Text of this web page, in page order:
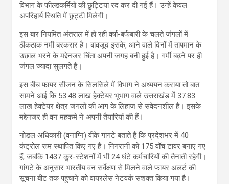
विभाग के फील्डकर्मियों की छुट्टियां रद कर दी गई हैं। उन्हें केवल
अपरिहार्य स्थिति में छुट्टी मिलेगी।
इस बार नियमित अंतराल में हो रही वर्षा-बर्फबारी के चलते जंगलों में
ठीकठाक नमी बरकरार है। बावजूद इसके, आने वाले दिनों में तापमान के
उछाल भरने के मद्देनजर चिंता अपनी जगह बनी हुई है। गर्मी बढ़ने पर ही
जंगल ज्यादा सुलगते हैं।
इस बीच फायर सीजन के सिलसिले में विभाग ने अध्ययन कराया तो बात
सामने आई कि 53.48 लाख हेक्टेयर भूभाग वाले उत्तराखंड में 37.83
लाख हेक्टेयर क्षेत्र जंगलों की आग के लिहाज से संवेदनशील है। इसके
मद्देनजर ही वन महकमे ने अपनी तैयारियां की हैं।
नोडल अधिकारी (वनाग्नि) वीके गांगटे बताते हैं कि प्रदेशभर में 40
कंट्रोल रूम स्थापित किए गए हैं। निगरानी को 175 वॉच टावर बनाए गए
हैं, जबकि 1437 कू्र-स्टेशनों में भी 24 घंटे कर्मचारियों की तैनाती रहेगी।
गांगटे के अनुसार भारतीय वन सर्वेक्षण से मिलने वाले फायर अलर्ट की
सूचना बीट तक पहुंचाने को वायरलेस नेटवर्क सशक्त किया गया है।